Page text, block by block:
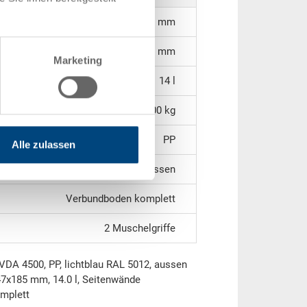
Marketing
Alle zulassen
334 x 247 x 185 mm
170 mm
14 l
2,00 kg
PP
geschlossen
Verbundboden komplett
2 Muschelgriffe
4500, PP, lichtblau RAL 5012, aussen
mm, 14.0 l, Seitenwände